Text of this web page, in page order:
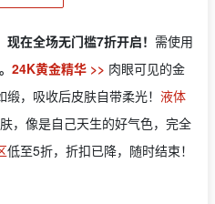
现在全场无门槛7折开启！ 需使用
24K黄金精华 >> 肉眼可见的金
，吸收后皮肤自带柔光！ 液体
，像是自己天生的好气色，完全
低至5折，折扣已降，随时结束！